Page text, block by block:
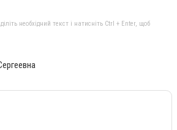
необхідний текст і натисніть Ctrl + Enter, щоб